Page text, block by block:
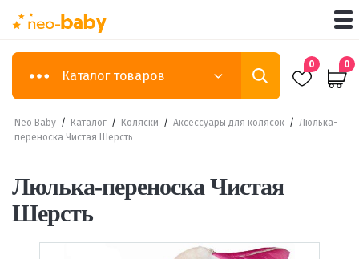
Каталог товаров
0 0
Neo Baby / Каталог / Коляски / Аксессуары для колясок / Люлька-
переноска Чистая Шерсть
Люлька-переноска Чистая
Шерсть